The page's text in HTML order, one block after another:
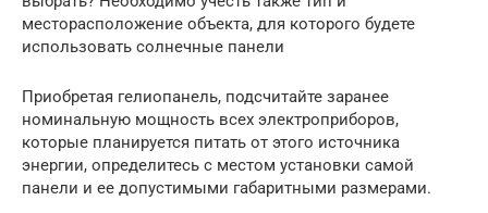
месторасположение объекта, для которого будете
использовать солнечные панели
Приобретая гелиопанель, подсчитайте заранее
номинальную мощность всех электроприборов,
которые планируется питать от этого источника
энергии, определитесь с местом установки самой
панели и ее допустимыми габаритными размерами.